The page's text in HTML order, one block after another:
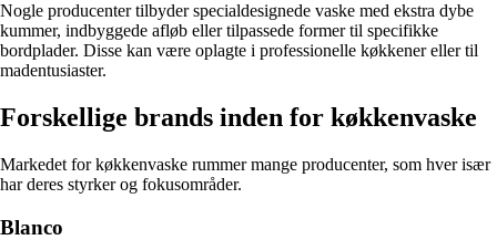
Nogle producenter tilbyder specialdesignede vaske med ekstra dybe
kummer, indbyggede afløb eller tilpassede former til specifikke
bordplader. Disse kan være oplagte i professionelle køkkener eller til
madentusiaster.
Forskellige brands inden for køkkenvaske
Markedet for køkkenvaske rummer mange producenter, som hver især
har deres styrker og fokusområder.
Blanco